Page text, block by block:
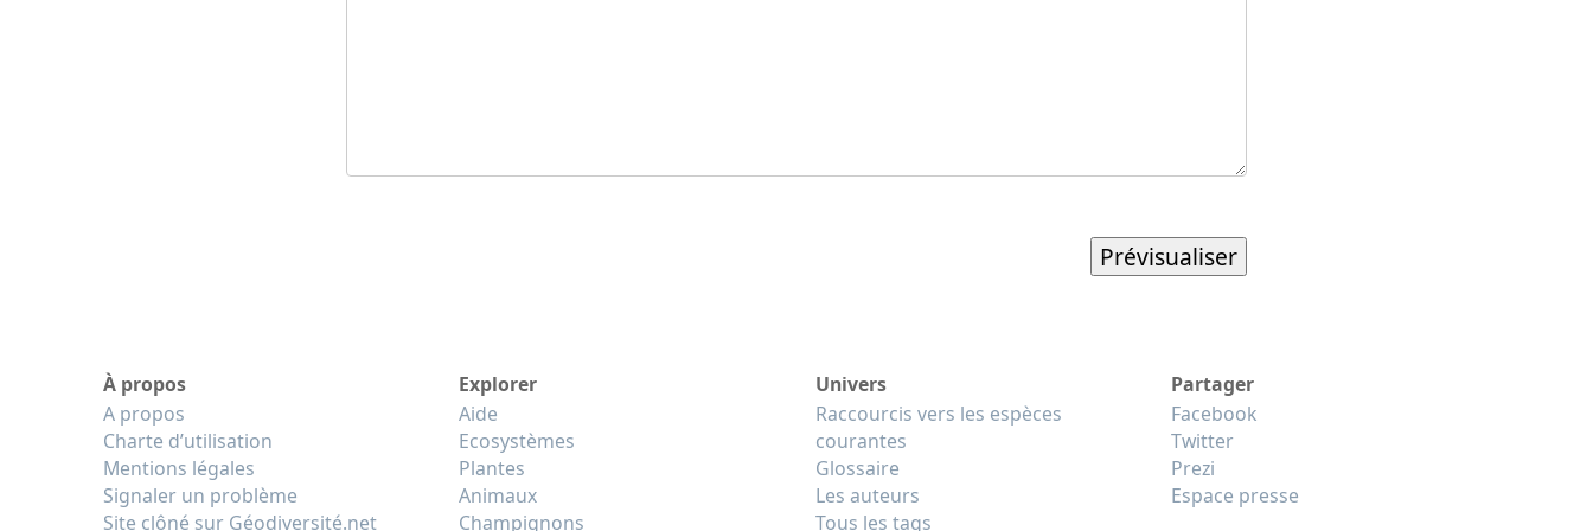
À propos
A propos
Charte d’utilisation
Mentions légales
Signaler un problème
Site clôné sur Géodiversité.net
Explorer
Aide
Ecosystèmes
Plantes
Animaux
Champignons
Univers
Raccourcis vers les espèces
courantes
Glossaire
Les auteurs
Tous les tags
Partager
Facebook
Twitter
Prezi
Espace presse